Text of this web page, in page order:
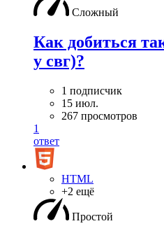
Сложный
Как добиться
у свг)?
1 подписчик
15 июл.
267 просмотров
1
ответ
HTML
+2 ещё
Простой